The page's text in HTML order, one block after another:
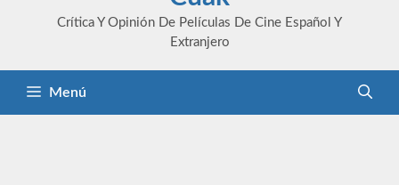
Crítica Y Opinión De Películas De Cine Español Y
Extranjero
Menú